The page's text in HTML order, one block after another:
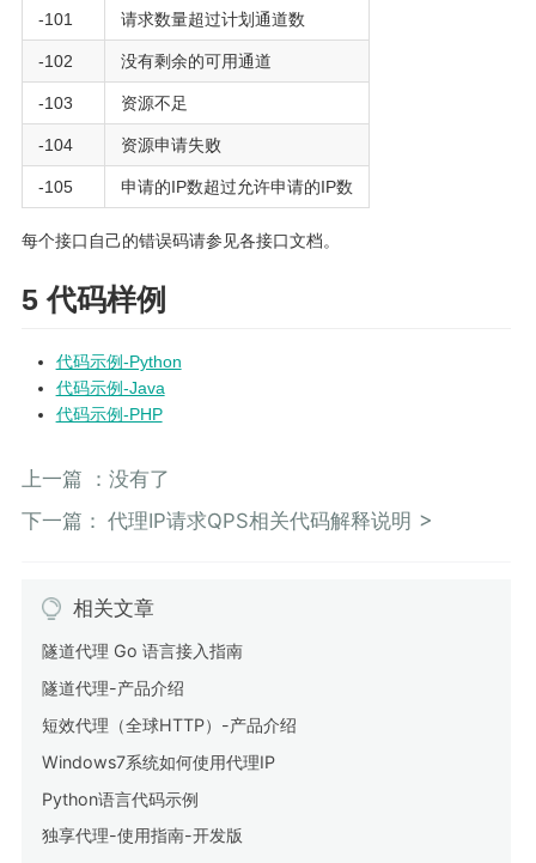
-101 请求数量超过计划通道数
-102 没有剩余的可用通道
-103 资源不足
-104 资源申请失败
-105 申请的IP数超过允许申请的IP数
每个接口自己的错误码请参见各接口文档。
5 代码样例
代码示例-Python
代码示例-Java
代码示例-PHP
上一篇 ：没有了
下一篇： 代理IP请求QPS相关代码解释说明
相关文章
隧道代理 Go 语言接入指南
隧道代理-产品介绍
短效代理（全球HTTP）-产品介绍
Windows7系统如何使用代理IP
Python语言代码示例
独享代理-使用指南-开发版